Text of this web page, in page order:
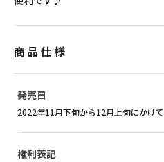
商品仕様
発売日
2022年11月下旬から12月上旬にかけて
権利表記